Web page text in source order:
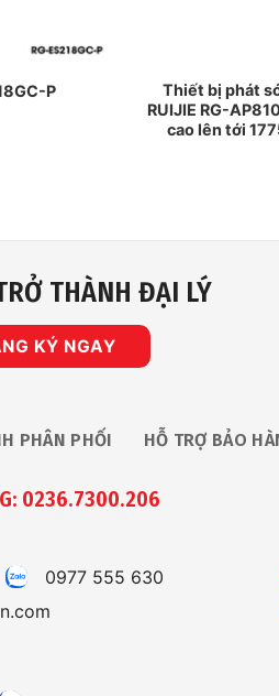
P
Thiết bị phát
RUIJIE RG-
cao lên tới
THÀNH ĐẠI LÝ
KÝ NGAY
PHÂN PHỐI HỖ TRỢ BẢO
0236.7300.206
0977 555 630